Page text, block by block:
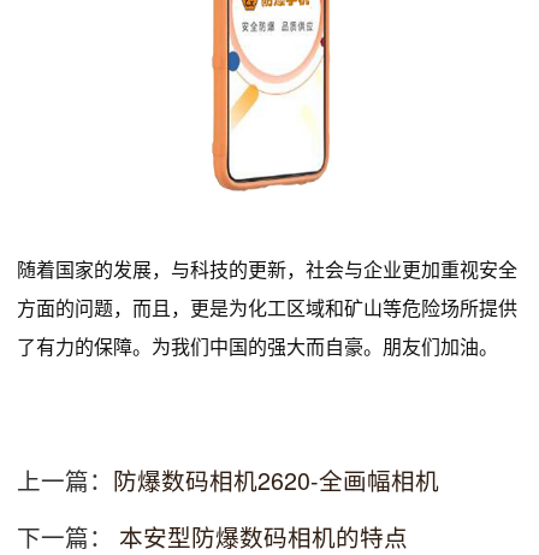
随着国家的发展，与科技的更新，社会与企业更加重视安全
方面的问题，而且，更是为化工区域和矿山等危险场所提供
了有力的保障。为我们中国的强大而自豪。朋友们加油。
上一篇： 防爆数码相机2620-全画幅相机
下一篇：
本安型防爆数码相机的特点